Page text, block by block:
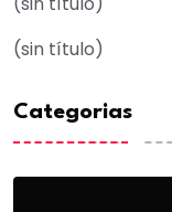
(sin título)
Categorias